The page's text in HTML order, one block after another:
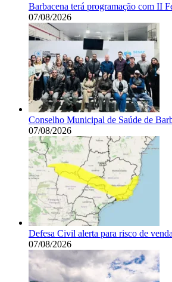
Barbacena terá programação com II
07/08/2026
Conselho Municipal de Saúde de
07/08/2026
Defesa Civil alerta para risco de
07/08/2026